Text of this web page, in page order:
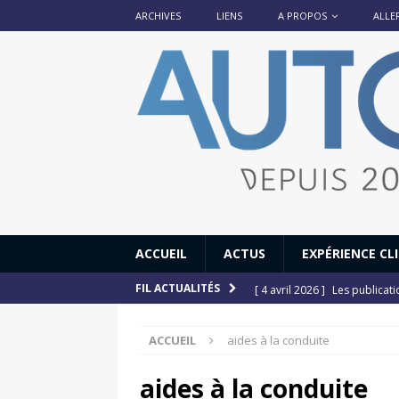
ARCHIVES LIENS A PROPOS
ACCUEIL ACTUS EXPÉRIENCE
FIL ACTUALITÉS [ 4 avril 2026 ] Les
[ 12 juillet 2025 ]
[ 6 juillet 2025 ]
Renault
ACCUEIL aides à la conduite
aides à la conduite